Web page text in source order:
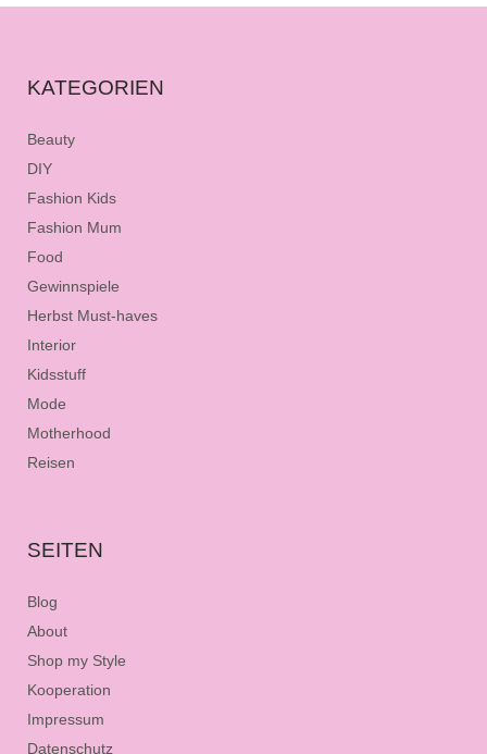
KATEGORIEN
Beauty
DIY
Fashion Kids
Fashion Mum
Food
Gewinnspiele
Herbst Must-haves
Interior
Kidsstuff
Mode
Motherhood
Reisen
SEITEN
Blog
About
Shop my Style
Kooperation
Impressum
Datenschutz